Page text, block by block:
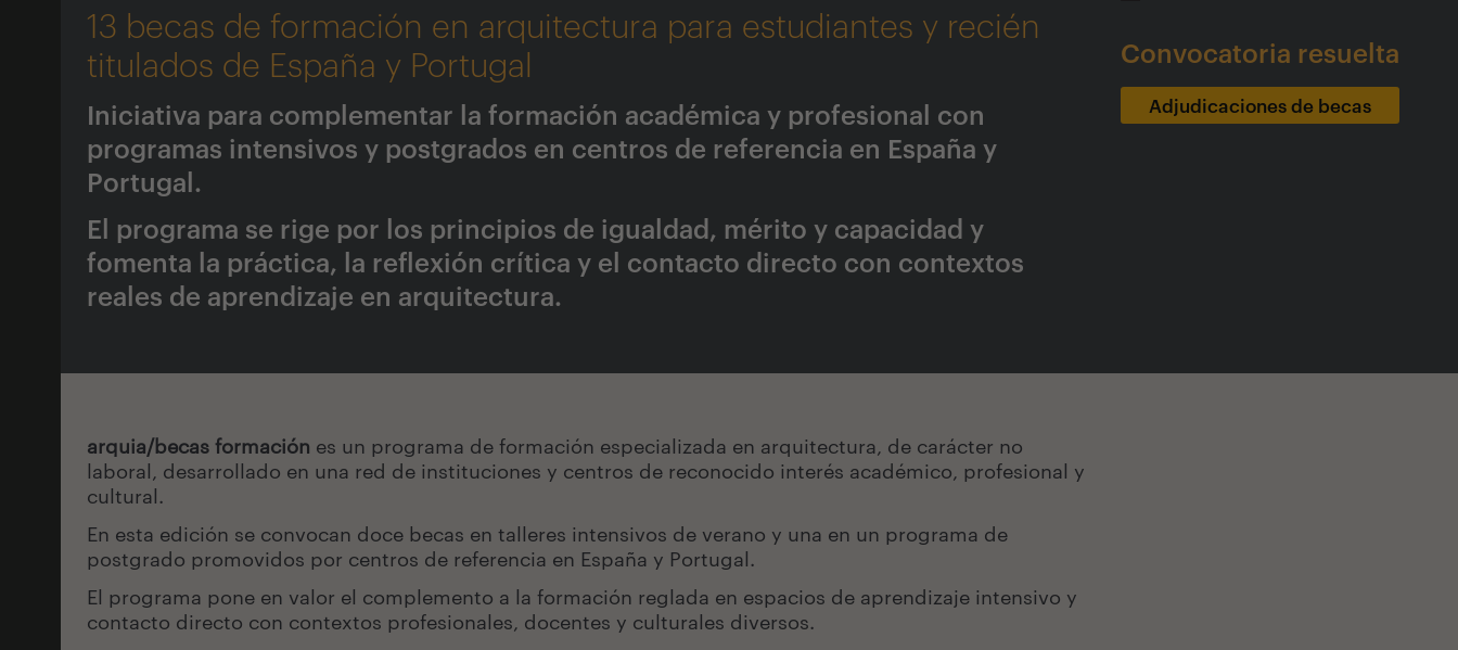
13 becas de formación en arquitectura para estudiantes y recién
titulados de España y Portugal
Iniciativa para complementar la formación académica y profesional con
programas intensivos y postgrados en centros de referencia en España y
Portugal.
El programa se rige por los principios de igualdad, mérito y capacidad y
fomenta la práctica, la reflexión crítica y el contacto directo con contextos
reales de aprendizaje en arquitectura.
Convocatoria resuelta
Adjudicaciones de becas
arquia/becas formación es un programa de formación especializada en arquitectura, de carácter no
laboral, desarrollado en una red de instituciones y centros de reconocido interés académico, profesional y
cultural.
En esta edición se convocan doce becas en talleres intensivos de verano y una en un programa de
postgrado promovidos por centros de referencia en España y Portugal.
El programa pone en valor el complemento a la formación reglada en espacios de aprendizaje intensivo y
contacto directo con contextos profesionales, docentes y culturales diversos.